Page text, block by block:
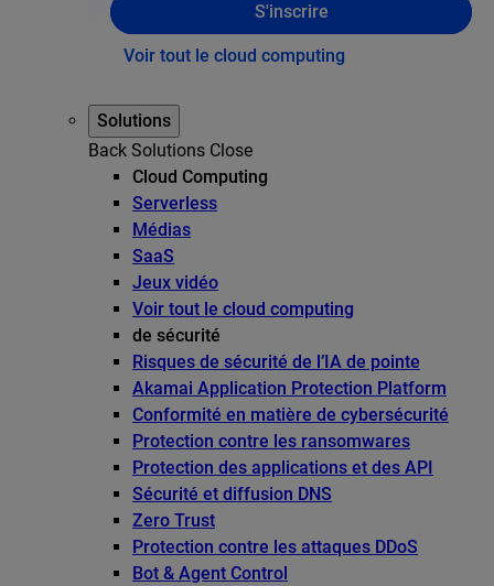
S'inscrire
Voir tout le cloud computing
Solutions
Back Solutions Close
Cloud Computing
Serverless
Médias
SaaS
Jeux vidéo
Voir tout le cloud computing
de sécurité
Risques de sécurité de l’IA de pointe
Akamai Application Protection Platform
Conformité en matière de cybersécurité
Protection contre les ransomwares
Protection des applications et des API
Sécurité et diffusion DNS
Zero Trust
Protection contre les attaques DDoS
Bot & Agent Control